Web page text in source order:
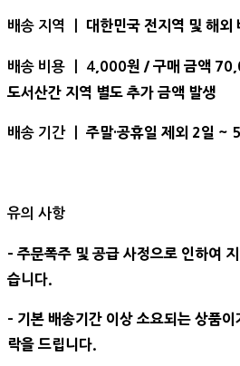
배송 지역 ㅣ 대한민국 전지역 및 해외
배송 비용 ㅣ 4 ,000원 / 구매 금액
도서산간 지역 별도 추가 금액 발생
배송 기간 ㅣ 주말·공휴일 제외 2일 ~
유의 사항
- 주문폭주 및 공급 사정으로 인하여
습니다.
- 기본 배송기간 이상 소요되는 상품
락을 드립니다.